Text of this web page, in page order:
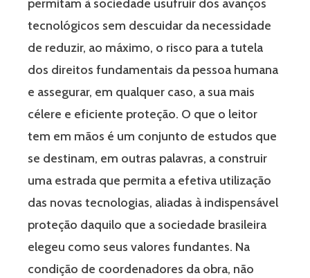
permitam à sociedade usufruir dos avanços
tecnológicos sem descuidar da necessidade
de reduzir, ao máximo, o risco para a tutela
dos direitos fundamentais da pessoa humana
e assegurar, em qualquer caso, a sua mais
célere e eficiente proteção. O que o leitor
tem em mãos é um conjunto de estudos que
se destinam, em outras palavras, a construir
uma estrada que permita a efetiva utilização
das novas tecnologias, aliadas à indispensável
proteção daquilo que a sociedade brasileira
elegeu como seus valores fundantes. Na
condição de coordenadores da obra, não